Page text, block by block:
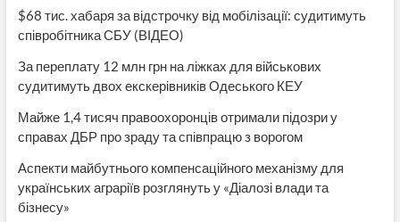
$68 тис. хабаря за відстрочку від мобілізації: судитимуть
співробітника СБУ (ВІДЕО)
За переплату 12 млн грн на ліжках для військових
судитимуть двох екскерівників Одеського КЕУ
Майже 1,4 тисяч правоохоронців отримали підозри у
справах ДБР про зраду та співпрацю з ворогом
Аспекти майбутнього компенсаційного механізму для
українських аграріїв розглянуть у «Діалозі влади та
бізнесу»